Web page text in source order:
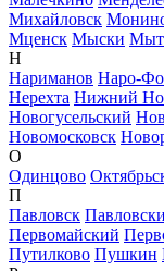
Михайловск
Мценск Мыски
Н
Нариманов Наро-
Нерехта Нижний
Новогусельский
Новомосковск
О
Одинцово
П
Павловск
Первомайский
Путилково Пушкин